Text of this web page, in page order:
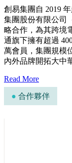
創易集團自 2019
集團股份有限公司
略合作，為其跨境
通旗下擁有超過
萬會員，集團規模
內外品牌開拓大中
Read More
● 合作夥伴